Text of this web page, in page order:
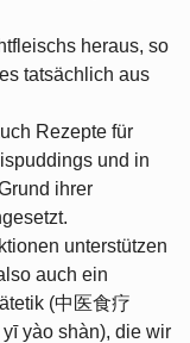
heraus, so
tatsächlich aus
Rezepte für
und in
ihrer
unterstützen
auch ein
(中医食疗
yào shàn), die wir